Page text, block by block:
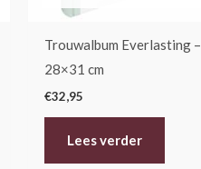
Trouwalbum Everlasting –
28×31 cm
€32,95
Lees verder